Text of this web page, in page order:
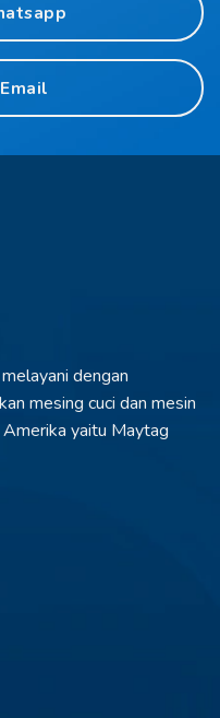
dengan
mesing cuci dan mesin
yaitu Maytag